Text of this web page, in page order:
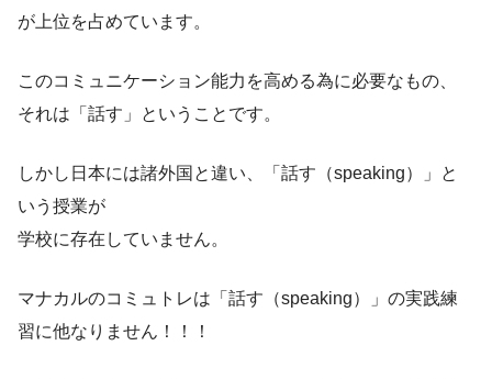
が上位を占めています。
このコミュニケーション能力を高める為に必要なもの、
それは「話す」ということです。
しかし日本には諸外国と違い、「話す（speaking）」と
いう授業が
学校に存在していません。
マナカルのコミュトレは「話す（speaking）」の実践練
習に他なりません！！！